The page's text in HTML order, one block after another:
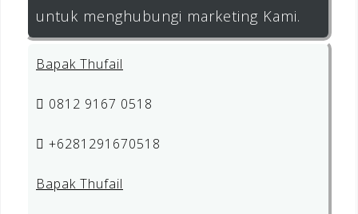
untuk menghubungi marketing Kami.
Bapak Thufail
0812 9167 0518
+6281291670518
Bapak Thufail